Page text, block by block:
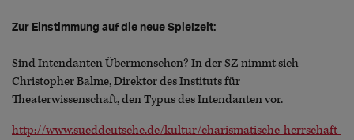
Zur Einstimmung auf die neue Spielzeit:
Sind Intendanten Übermenschen? In der SZ nimmt sich
Christopher Balme, Direktor des Instituts für
Theaterwissenschaft, den Typus des Intendanten vor.
http://www.sueddeutsche.de/kultur/charismatische-herrschaft-